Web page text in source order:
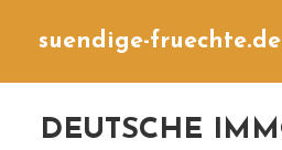
suendige-fruechte.de
DEUTSCHE